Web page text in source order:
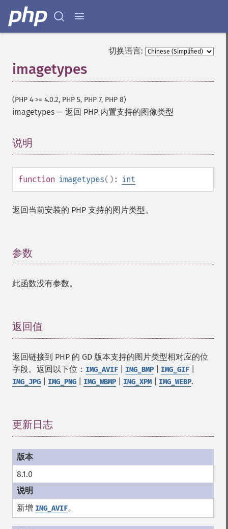
切换语言:
imagetypes
(PHP 4 >= 4.0.2, PHP 5, PHP 7, PHP 8)
imagetypes — 返回 PHP 内置支持的图像类型
说明
function imagetypes(): int
返回当前安装的 PHP 支持的图片类型。
参数
此函数没有参数。
返回值
返回链接到 PHP 的 GD 版本支持的图片类型相对应的位
字段。返回以下位： IMG_AVIF IMG_BMP IMG_GIF
IMG_JPG IMG_PNG IMG_WBMP IMG_XPM| IMG_WEBP.
更新日志
8.1.0
新增 IMG_AVIF。